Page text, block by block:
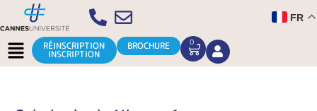
Aller
au
contenu
FR
Menu RÉINSCRIPTION
INSCRIPTION
BROCHURE 0
CART